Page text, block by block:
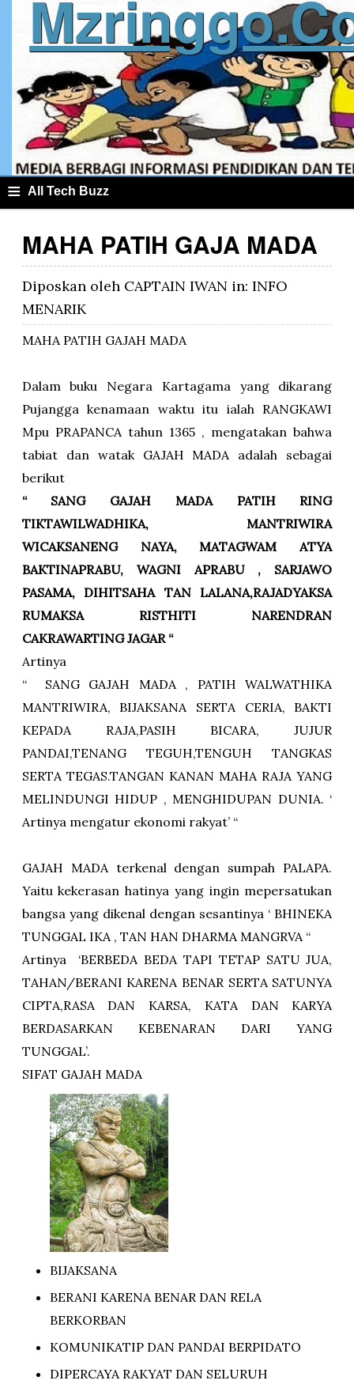
≡ All Tech Buzz
MAHA PATIH GAJA MADA
Diposkan oleh CAPTAIN IWAN in: INFO
MENARIK
MAHA PATIH GAJAH MADA
Dalam buku Negara Kartagama yang dikarang
Pujangga kenamaan waktu itu ialah RANGKAWI
Mpu PRAPANCA tahun 1365 , mengatakan bahwa
tabiat dan watak GAJAH MADA adalah sebagai
berikut
“ SANG GAJAH MADA PATIH RING
TIKTAWILWADHIKA, MANTRIWIRA
WICAKSANENG NAYA, MATAGWAM ATYA
BAKTINAPRABU, WAGNI APRABU , SARJAWO
PASAMA, DIHITSAHA TAN LALANA,RAJADYAKSA
RUMAKSA RISTHITI NARENDRAN
CAKRAWARTING JAGAR “
Artinya
“ SANG GAJAH MADA , PATIH WALWATHIKA
MANTRIWIRA, BIJAKSANA SERTA CERIA, BAKTI
KEPADA RAJA,PASIH BICARA, JUJUR
PANDAI,TENANG TEGUH,TENGUH TANGKAS
SERTA TEGAS.TANGAN KANAN MAHA RAJA YANG
MELINDUNGI HIDUP , MENGHIDUPAN DUNIA. ‘
Artinya mengatur ekonomi rakyat’ “
GAJAH MADA terkenal dengan sumpah PALAPA.
Yaitu kekerasan hatinya yang ingin mepersatukan
bangsa yang dikenal dengan sesantinya ‘ BHINEKA
TUNGGAL IKA , TAN HAN DHARMA MANGRVA “
Artinya ‘BERBEDA BEDA TAPI TETAP SATU JUA,
TAHAN/BERANI KARENA BENAR SERTA SATUNYA
CIPTA,RASA DAN KARSA, KATA DAN KARYA
BERDASARKAN KEBENARAN DARI YANG
TUNGGAL’.
SIFAT GAJAH MADA
BIJAKSANA
BERANI KARENA BENAR DAN RELA
BERKORBAN
KOMUNIKATIP DAN PANDAI BERPIDATO
DIPERCAYA RAKYAT DAN SELURUH